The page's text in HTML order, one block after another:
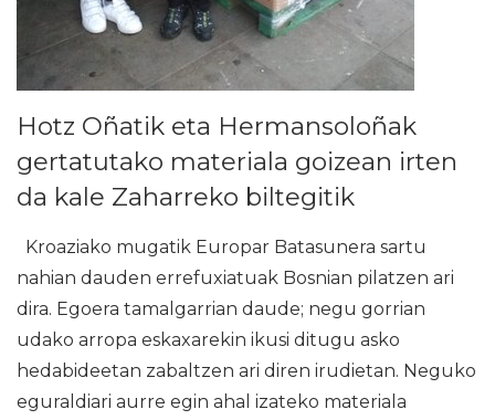
Hotz Oñatik eta Hermansoloñak
gertatutako materiala goizean irten
da kale Zaharreko biltegitik
Kroaziako mugatik Europar Batasunera sartu
nahian dauden errefuxiatuak Bosnian pilatzen ari
dira. Egoera tamalgarrian daude; negu gorrian
udako arropa eskaxarekin ikusi ditugu asko
hedabideetan zabaltzen ari diren irudietan. Neguko
eguraldiari aurre egin ahal izateko materiala